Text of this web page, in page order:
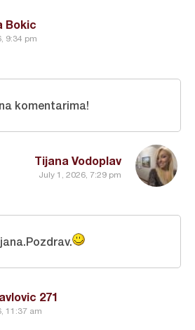
Bokic
9:34 pm
Tijana Vodoplav
July 1, 2026, 7:29 pm
komentarima!
271
11:37 am